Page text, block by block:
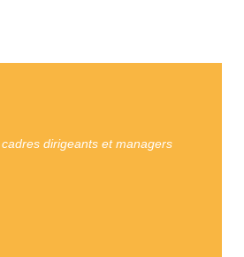
dirigeants et managers